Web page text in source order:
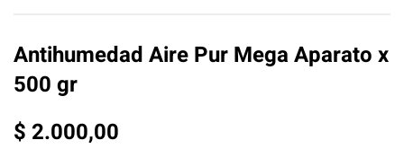
Antihumedad Aire Pur Mega Aparato x
500 gr
$ 2.000,00